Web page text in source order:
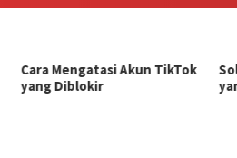
Cara Mengatasi Akun TikTok
yang Diblokir